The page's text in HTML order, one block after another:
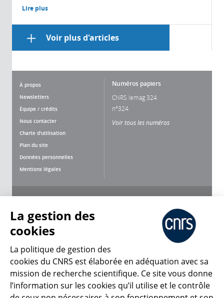
Lire plus
Voir plus d'articles
À propos
Newsletters
Équipe / crédits
Nous contacter
Charte d'utilisation
Plan du site
Données personnelles
Mentions légales
Numéros papiers
CNRS lemag 324
n°324
Voir tous les numéros
CNRS Le Mag
La gestion des
cookies
La politique de gestion des
cookies du CNRS est élaborée en adéquation avec sa
mission de recherche scientifique. Ce site vous donne
l’information sur les cookies qu’il utilise et le contrôle